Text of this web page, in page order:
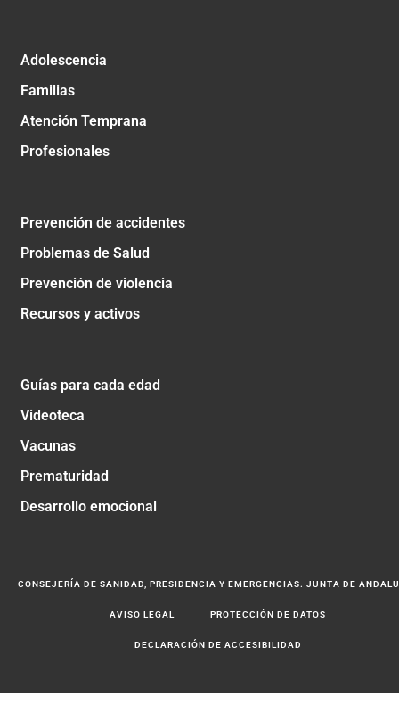
Adolescencia
Familias
Atención Temprana
Profesionales
Prevención de accidentes
Problemas de Salud
Prevención de violencia
Recursos y activos
Guías para cada edad
Videoteca
Vacunas
Prematuridad
Desarrollo emocional
CONSEJERÍA DE SANIDAD, PRESIDENCIA Y EMERGENCIAS. JUNTA DE
AVISO LEGAL PROTECCIÓN DE DATOS
DECLARACIÓN DE ACCESIBILIDAD